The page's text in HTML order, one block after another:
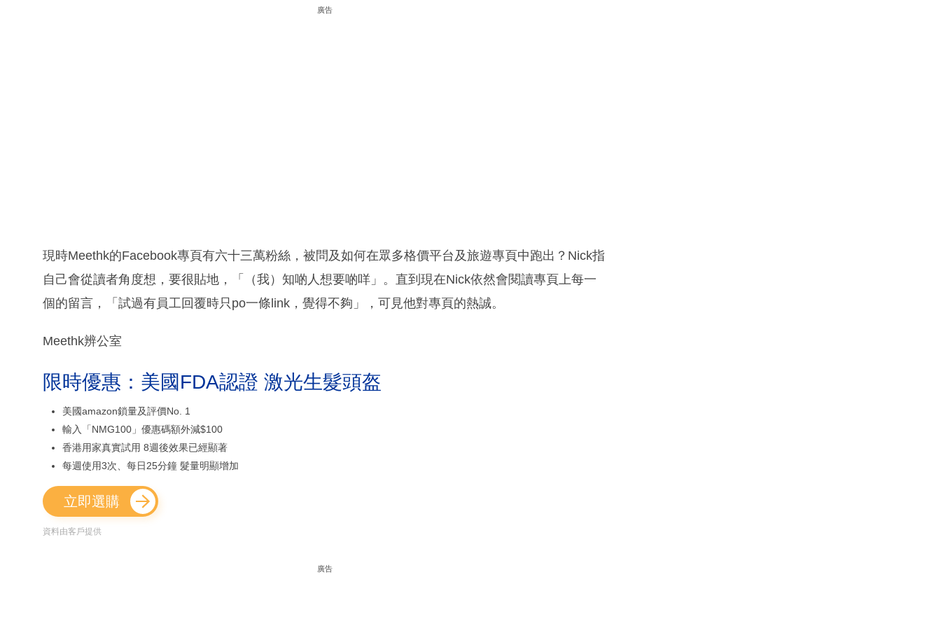
廣告
現時Meethk的Facebook專頁有六十三萬粉絲，被問及如何在眾多格價平台及旅遊專頁中跑出？Nick指
自己會從讀者角度想，要很貼地，「（我）知啲人想要啲咩」。直到現在Nick依然會閱讀專頁上每一
個的留言，「試過有員工回覆時只po一條link，覺得不夠」，可見他對專頁的熱誠。
Meethk辨公室
限時優惠：美國FDA認證 激光生髮頭盔
美國amazon鎖量及評價No. 1
輸入「NMG100」優惠碼額外減$100
香港用家真實試用 8週後效果已經顯著
每週使用3次、每日25分鐘 髮量明顯增加
立即選購
資料由客戶提供
廣告